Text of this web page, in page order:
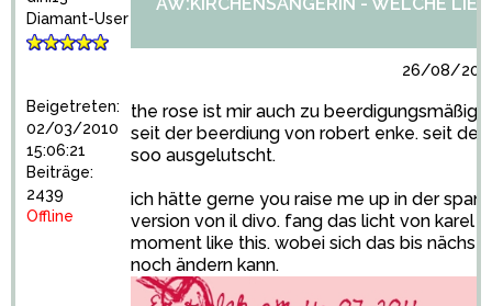
Diamant-User
Beigetreten:
02/03/2010
15:06:21
Beiträge:
2439
Offline
26/08/
the rose ist mir auch zu beerdigungsmäßig,
seit der beerdiung von robert enke. seit
soo ausgelutscht.
ich hätte gerne you raise me up in der
version von il divo. fang das licht von karel
moment like this. wobei sich das bis
noch ändern kann.